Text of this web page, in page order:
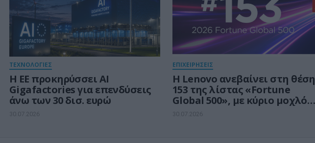
ΤΕΧΝΟΛΟΓΙΕΣ
Η ΕΕ προκηρύσσει AI
Gigafactories για επενδύσεις
άνω των 30 δισ. ευρώ
30.07.2026
ΕΠΙΧΕΙΡΗΣΕΙΣ
Η Lenovo ανεβαίνει στη θέση
153 της λίστας «Fortune
Global 500», με κύριο μοχλό
ανάπτυξης την Τεχνητή
30.07.2026